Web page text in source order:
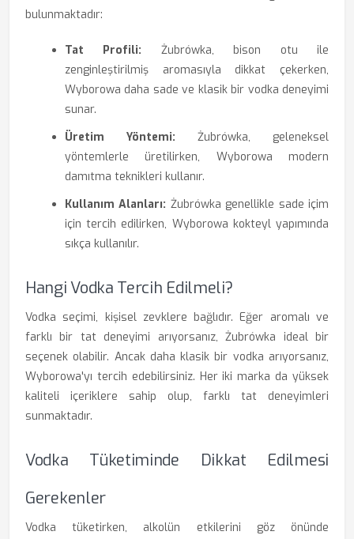
bulunmaktadır:
Tat Profili: Żubrówka, bison otu ile
zenginleştirilmiş aromasıyla dikkat çekerken,
Wyborowa daha sade ve klasik bir vodka deneyimi
sunar.
Üretim Yöntemi: Żubrówka, geleneksel
yöntemlerle üretilirken, Wyborowa modern
damıtma teknikleri kullanır.
Kullanım Alanları: Żubrówka genellikle sade içim
için tercih edilirken, Wyborowa kokteyl yapımında
sıkça kullanılır.
Hangi Vodka Tercih Edilmeli?
Vodka seçimi, kişisel zevklere bağlıdır. Eğer aromalı ve
farklı bir tat deneyimi arıyorsanız, Żubrówka ideal bir
seçenek olabilir. Ancak daha klasik bir vodka arıyorsanız,
Wyborowa'yı tercih edebilirsiniz. Her iki marka da yüksek
kaliteli içeriklere sahip olup, farklı tat deneyimleri
sunmaktadır.
Vodka Tüketiminde Dikkat Edilmesi
Gerekenler
Vodka tüketirken, alkolün etkilerini göz önünde